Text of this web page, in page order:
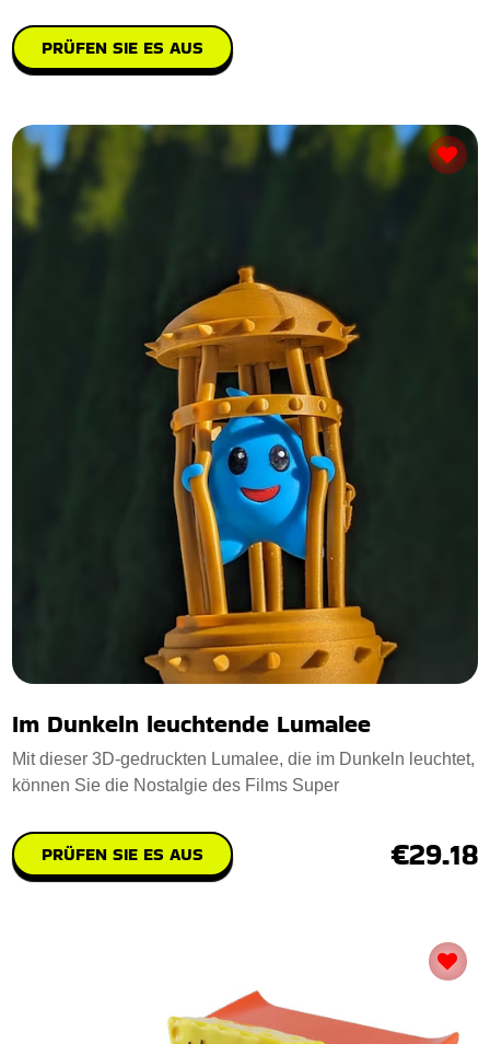
PRÜFEN SIE ES AUS
Im Dunkeln leuchtende Lumalee
Mit dieser 3D-gedruckten Lumalee, die im Dunkeln leuchtet,
können Sie die Nostalgie des Films Super
PRÜFEN SIE ES AUS €29.18